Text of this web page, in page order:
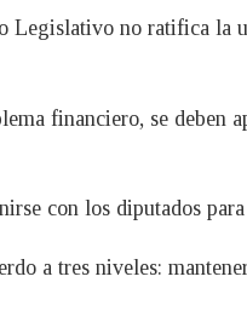
Legislativo no ratifica la
financiero, se deben
con los diputados
a tres niveles: